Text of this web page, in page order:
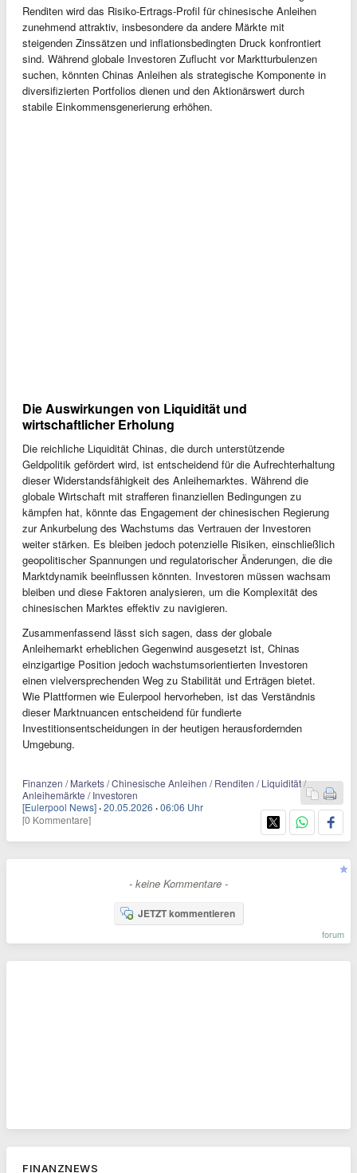
Renditen wird das Risiko-Ertrags-Profil für chinesische Anleihen
zunehmend attraktiv, insbesondere da andere Märkte mit
steigenden Zinssätzen und inflationsbedingten Druck konfrontiert
sind. Während globale Investoren Zuflucht vor Marktturbulenzen
suchen, könnten Chinas Anleihen als strategische Komponente in
diversifizierten Portfolios dienen und den Aktionärswert durch
stabile Einkommensgenerierung erhöhen.
Die Auswirkungen von Liquidität und
wirtschaftlicher Erholung
Die reichliche Liquidität Chinas, die durch unterstützende
Geldpolitik gefördert wird, ist entscheidend für die Aufrechterhaltung
dieser Widerstandsfähigkeit des Anleihemarktes. Während die
globale Wirtschaft mit strafferen finanziellen Bedingungen zu
kämpfen hat, könnte das Engagement der chinesischen Regierung
zur Ankurbelung des Wachstums das Vertrauen der Investoren
weiter stärken. Es bleiben jedoch potenzielle Risiken, einschließlich
geopolitischer Spannungen und regulatorischer Änderungen, die die
Marktdynamik beeinflussen könnten. Investoren müssen wachsam
bleiben und diese Faktoren analysieren, um die Komplexität des
chinesischen Marktes effektiv zu navigieren.
Zusammenfassend lässt sich sagen, dass der globale
Anleihemarkt erheblichen Gegenwind ausgesetzt ist, Chinas
einzigartige Position jedoch wachstumsorientierten Investoren
einen vielversprechenden Weg zu Stabilität und Erträgen bietet.
Wie Plattformen wie Eulerpool hervorheben, ist das Verständnis
dieser Marktnuancen entscheidend für fundierte
Investitionsentscheidungen in der heutigen herausfordernden
Umgebung.
Finanzen / Markets / Chinesische Anleihen / Renditen / Liquidität /
Anleihemärkte / Investoren
[Eulerpool News] ·20.05.2026 ·06:06 Uhr
[0 Kommentare]
- keine Kommentare -
JETZT kommentieren
forum
FINANZNEWS